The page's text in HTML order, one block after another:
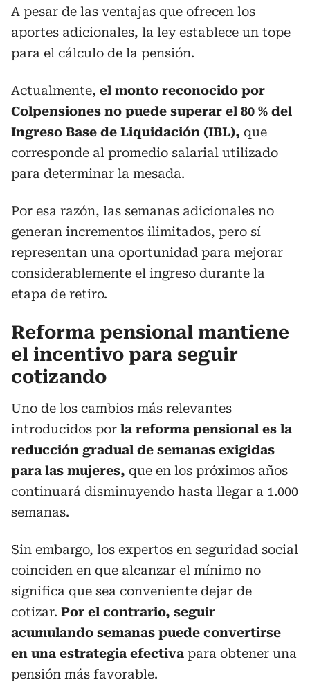
A pesar de las ventajas que ofrecen los
aportes adicionales, la ley establece un tope
para el cálculo de la pensión.
Actualmente, el monto reconocido por
Colpensiones no puede superar el 80 % del
Ingreso Base de Liquidación (IBL), que
corresponde al promedio salarial utilizado
para determinar la mesada.
Por esa razón, las semanas adicionales no
generan incrementos ilimitados, pero sí
representan una oportunidad para mejorar
considerablemente el ingreso durante la
etapa de retiro.
Reforma pensional mantiene
el incentivo para seguir
cotizando
Uno de los cambios más relevantes
introducidos por la reforma pensional es la
reducción gradual de semanas exigidas
para las mujeres, que en los próximos años
continuará disminuyendo hasta llegar a 1.000
semanas.
Sin embargo, los expertos en seguridad social
coinciden en que alcanzar el mínimo no
significa que sea conveniente dejar de
cotizar. Por el contrario, seguir
acumulando semanas puede convertirse
en una estrategia efectiva para obtener una
pensión más favorable.